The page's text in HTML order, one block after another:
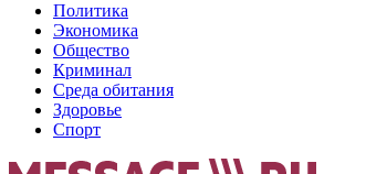
Политика
Экономика
Общество
Криминал
Среда обитания
Здоровье
Спорт